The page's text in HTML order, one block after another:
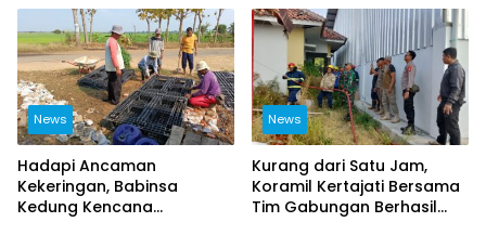
News
Hadapi Ancaman
Kekeringan, Babinsa
Kedung Kencana
News
Kurang dari Satu Jam,
Koramil Kertajati Bersama
Tim Gabungan Berhasil